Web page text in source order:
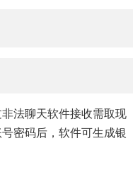
法聊天软件接收需取现
密码后，软件可生成银